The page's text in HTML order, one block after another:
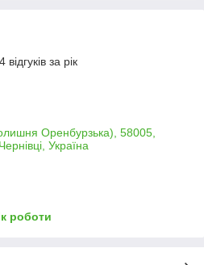
за рік
Оренбурзька), 58005,
Україна
роботи